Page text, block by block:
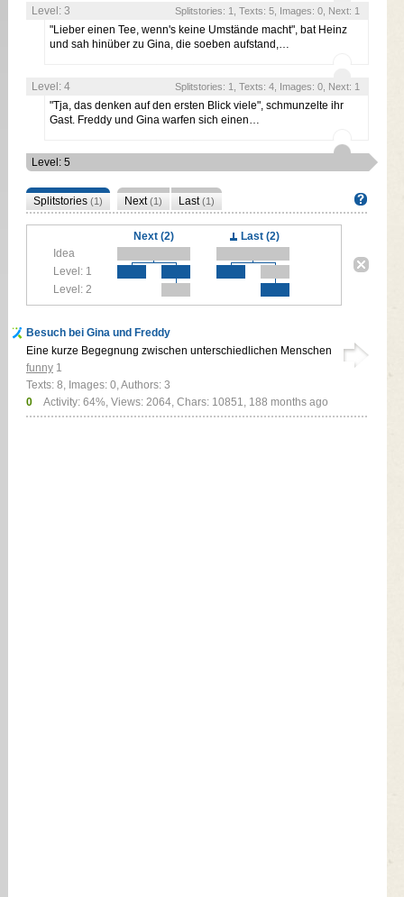
Level: 3 Splitstories: 1, Texts: 5, Images: 0, Next: 1
"Lieber einen Tee, wenn's keine Umstände macht", bat Heinz
und sah hinüber zu Gina, die soeben aufstand,…
Level: 4 Splitstories: 1, Texts: 4, Images: 0, Next: 1
"Tja, das denken auf den ersten Blick viele", schmunzelte ihr
Gast. Freddy und Gina warfen sich einen…
Level: 5
Splitstories (1) Next(1) Last(1)
Next (2)
Last (2)
Idea
Level: 1
Level: 2
Besuch bei Gina und Freddy
Eine kurze Begegnung zwischen unterschiedlichen Menschen
funny 1
Texts: 8, Images: 0, Authors: 3
0
Activity: 64%, Views: 2064, Chars: 10851, 188 months ago